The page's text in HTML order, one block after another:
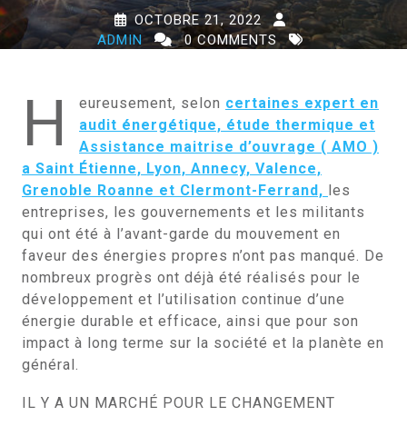
OCTOBRE 21, 2022
ADMIN
0 COMMENTS
H eureusement, selon certaines expert en
audit énergétique, étude thermique et
Assistance maitrise d’ouvrage ( AMO )
a Saint Étienne, Lyon, Annecy, Valence,
Grenoble Roanne et Clermont-Ferrand, les
entreprises, les gouvernements et les militants
qui ont été à l’avant-garde du mouvement en
faveur des énergies propres n’ont pas manqué. De
nombreux progrès ont déjà été réalisés pour le
développement et l’utilisation continue d’une
énergie durable et efficace, ainsi que pour son
impact à long terme sur la société et la planète en
général.
IL Y A UN MARCHÉ POUR LE CHANGEMENT